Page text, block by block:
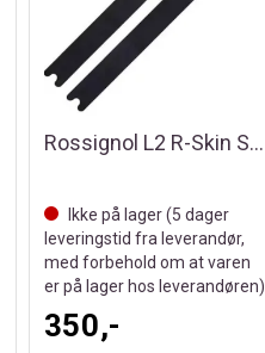
Rossignol L2 R-Skin Sport Sort
Ikke på lager (5 dager
leveringstid fra leverandør,
med forbehold om at varen
er på lager hos leverandøren)
350,-